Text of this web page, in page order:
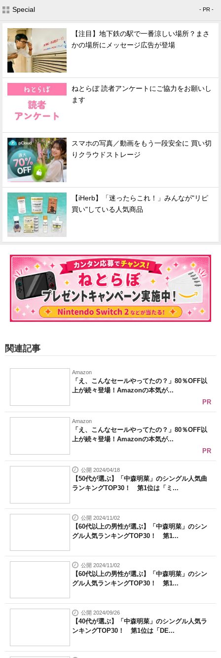
Special - PR -
【注目】地下鉄の駅で一番涼しい場所？まさ
かの場所にメッセージ広告が登場
ねとらぼ 読者アンケートにご協力をお願いし
ます
スマホの写真／動画をもう一段安全に 買い切
りクラウドストレージ
【iHerb】「迷ったらこれ！」みんなが"リピ
買い"している人気商品
関連記事
Amazon
「え、こんなセールやってたの？」80％OFF以
上が続々登場！Amazonの本気が...
PR
Amazon
「え、こんなセールやってたの？」80％OFF以
上が続々登場！Amazonの本気が...
PR
公開 2024/04/18
【50代が選ぶ】「中森明菜」のシングル人気曲
ランキングTOP30！ 第1位は「ミ...
公開 2024/11/02
【60代以上の男性が選ぶ】「中森明菜」のシン
グル人気ランキングTOP30！ 第1...
公開 2024/11/02
【60代以上の男性が選ぶ】「中森明菜」のシン
グル人気ランキングTOP30！ 第1...
公開 2024/09/26
【40代が選ぶ】「中森明菜」のシングル人気ラ
ンキングTOP30！ 第1位は「DE...